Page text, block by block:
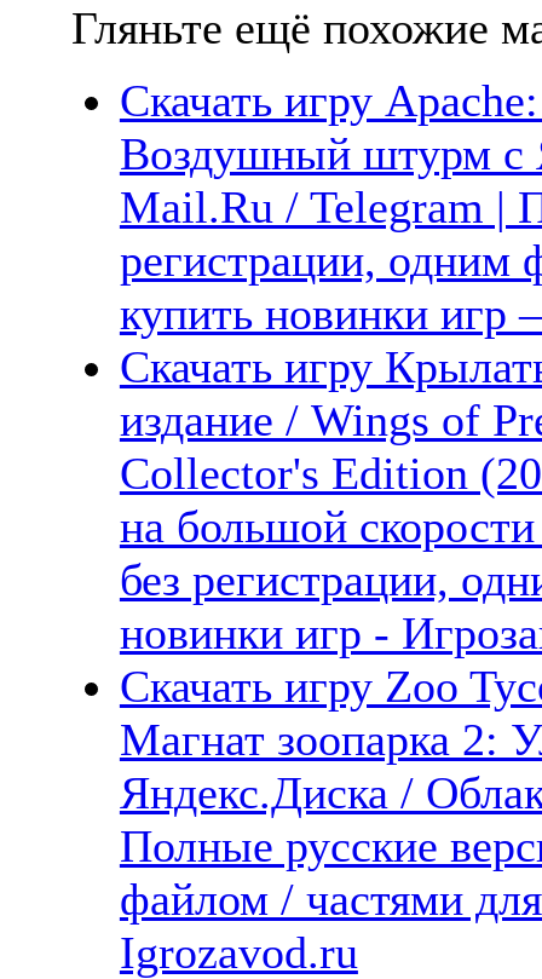
Гляньте ещё похожие
Скачать игру
Воздушный штурм с
Mail.Ru / Telegram |
регистрации, одним
купить новинки
Скачать игру
издание / Wings of
Collector's Edition
на большой
без регистрации,
новинки игр -
Скачать игру Zoo
Магнат зоопарка 2:
Яндекс.Диска /
Полные русские
файлом / частями
Igrozavod.ru